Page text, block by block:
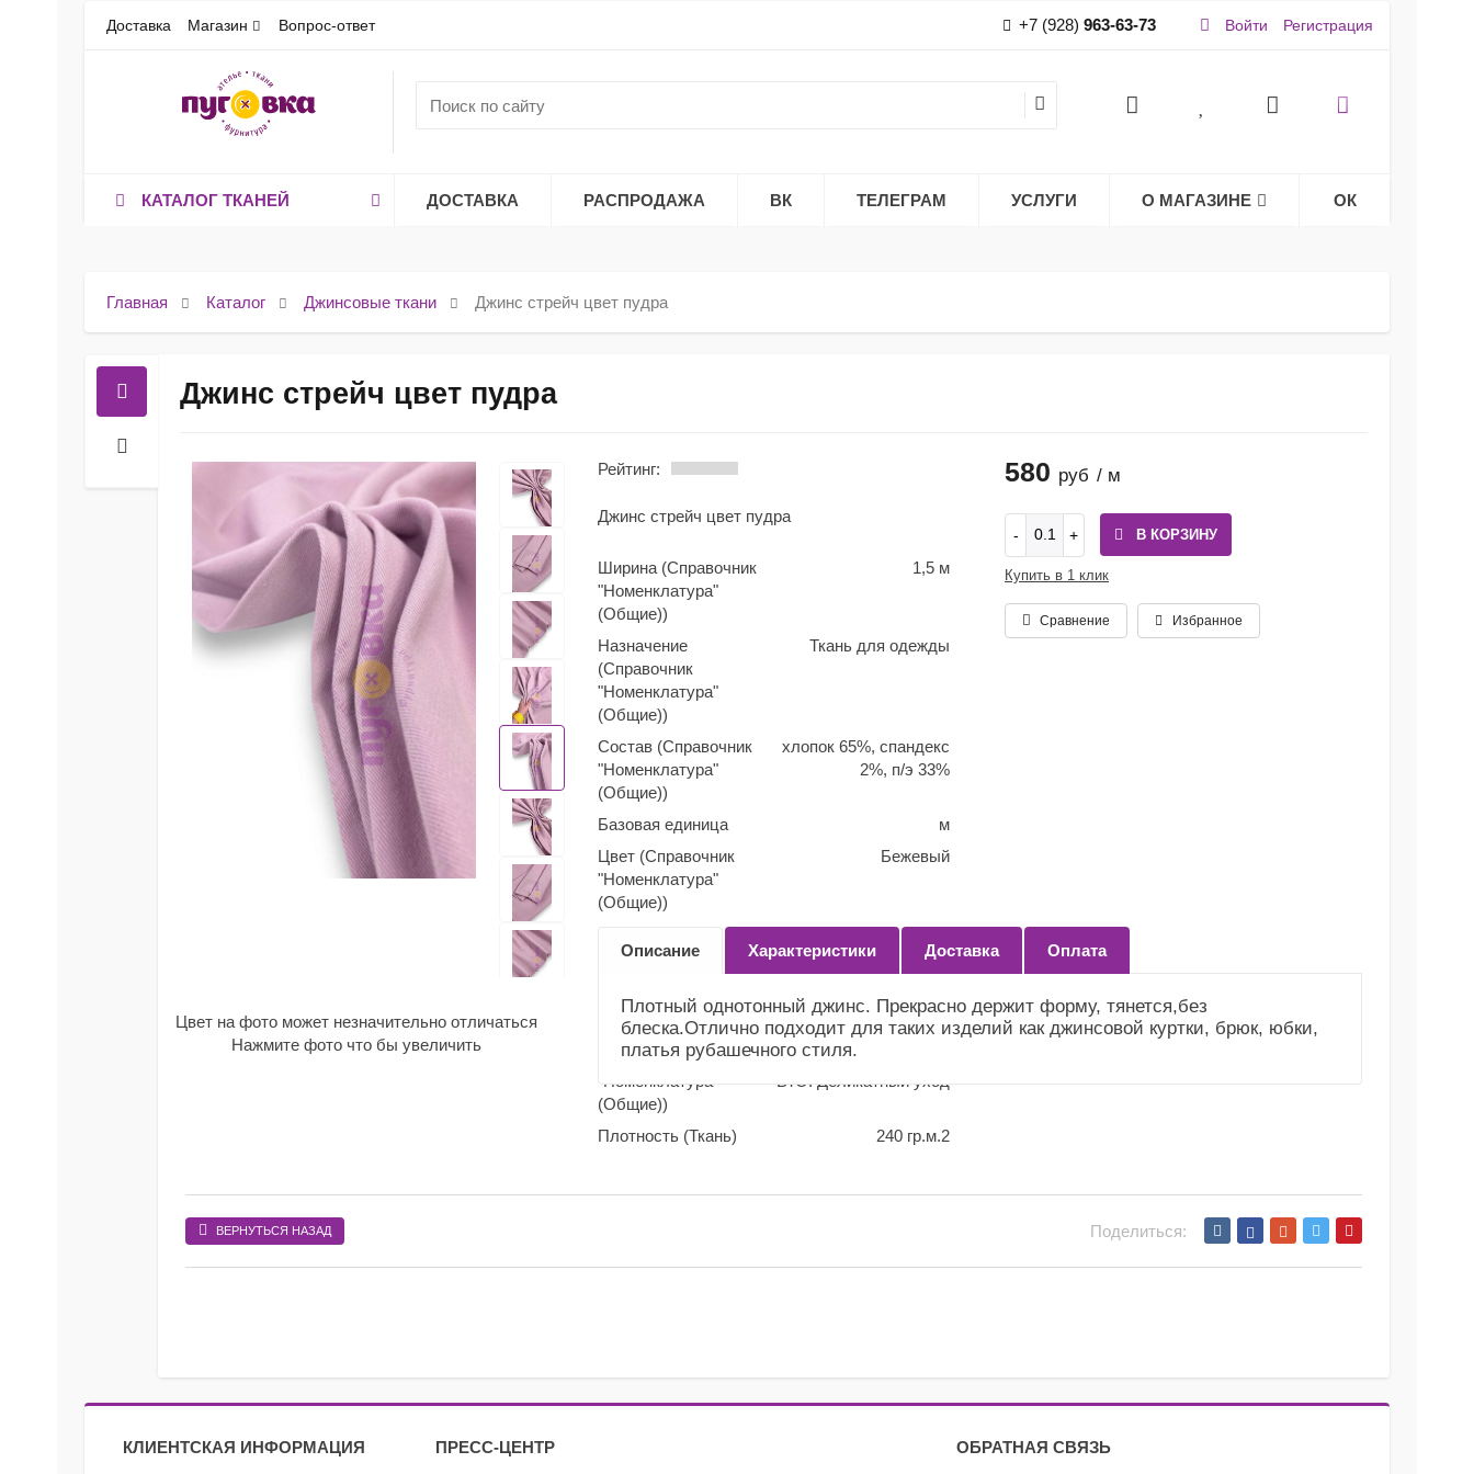
Доставка Магазин Вопрос-ответ +7 (928) 963-63-73 Войти Регистрация
КАТАЛОГ ТКАНЕЙ ДОСТАВКА РАСПРОДАЖА ВК ТЕЛЕГРАМ УСЛУГИ О МАГАЗИНЕ ОК
Главная Каталог Джинсовые ткани Джинс стрейч цвет пудра
Джинс стрейч цвет пудра
Цвет на фото может незначительно отличаться
Нажмите фото что бы увеличить
Рейтинг:
Джинс стрейч цвет пудра
Ширина (Справочник
"Номенклатура"
(Общие))
1,5 м
Назначение
(Справочник
"Номенклатура"
(Общие))
Ткань для одежды
Состав (Справочник
"Номенклатура"
(Общие))
хлопок 65%, спандекс
2%, п/э 33%
Базовая единица
м
Цвет (Справочник
"Номенклатура"
(Общие))
Бежевый
(Справочник
(Общие))
Усадка и уход
(Справочник
"Номенклатура"
(Общие))
Немного садится.
Рекомендуем сделать
ВТО. Деликатный уход
Плотность (Ткань) 240 гр.м.2
580 руб / м
В КОРЗИНУ
Купить в 1 клик
Сравнение Избранное
Описание Характеристики Доставка Оплата
Плотный однотонный джинс. Прекрасно держит форму, тянется,без
блеска.Отлично подходит для таких изделий как джинсовой куртки, брюк, юбки,
платья рубашечного стиля.
ВЕРНУТЬСЯ НАЗАД Поделиться:
КЛИЕНТСКАЯ ИНФОРМАЦИЯ ПРЕСС-ЦЕНТР ОБРАТНАЯ СВЯЗЬ